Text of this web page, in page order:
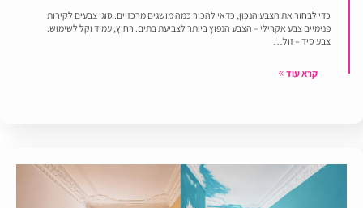
כדי לבחור את הצבע הנכון, כדאי להכיר כמה מושגים מרכזיים: סוגי צבעים לקירות
פנימיים צבע אקרילי – הצבע הנפוץ ביותר לצביעת בתים. רחיץ, עמיד וקל לשימוש.
צבע סיד – זול…
קרא עוד